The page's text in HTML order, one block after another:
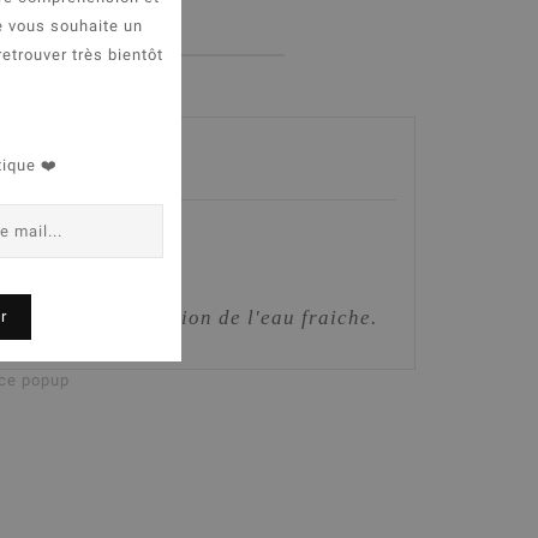
à disposition de l'eau fraiche.
vous souhaite un
très bientôt
❤️
popup